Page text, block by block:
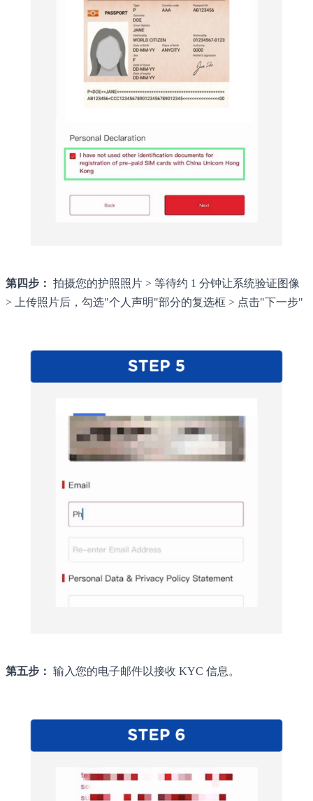
第四步： 拍摄您的护照照片 > 等待约 1 分钟让系统验证图像
> 上传照片后，勾选"个人声明"部分的复选框 > 点击"下一步"
第五步： 输入您的电子邮件以接收 KYC 信息。